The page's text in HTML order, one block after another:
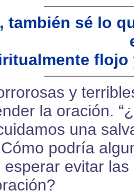
también sé lo
flojo
y
la oración.
una
podría
esperar evitar